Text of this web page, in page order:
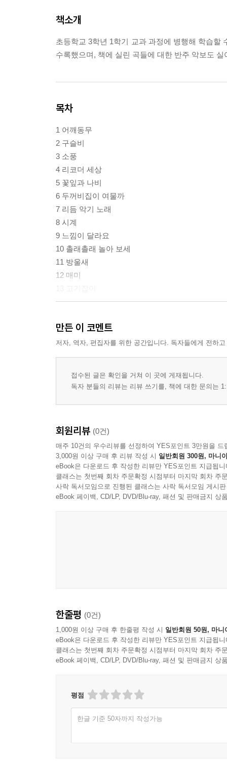
책소개
초등학교 3학년 1학기 교과 과정에 병행해 학습할
수록했으며, 책에 실린 곡들에 대한 반주 악보도
목차
1 어깨동무
2 구슬비
3 소풍
4 리코더 세상
5 꽃잎과 나비
6 두꺼비집이 여물까
7 리듬 악기 노래
8 시계
9 느낌이 달라요
10 촐래촐래 놀아 보세
11 방울새
12 매미
해답
만든 이 코멘트
저자, 역자, 편집자를 위한 공간입니다. 독자들에게 전하
접수된 글은 확인을 거쳐 이 곳에 게재됩니다.
독자 분들의 리뷰는 리뷰 쓰기를, 책에 대한 문의는
회원리뷰 (0건)
매주 10건의 우수리뷰를 선정하여 YES포인트 3만원을 드
3,000원 이상 구매 후 리뷰 작성 시 일반회원 300원, 마니
eBook은 다운로드 후 작성한 리뷰만 YES포인트 지급됩니
클래스는 첫번째 회차 주문확정 시점부터 마지막 회차 주
사락 독서모임으로 진행된 클래스는 사락 독서모임 게시
eBook 페이백, CD/LP, DVD/Blu-ray, 패션 및 판매금지 상
한줄평 (0건)
1,000원 이상 구매 후 한줄평 작성 시 일반회원 50원, 마니
eBook은 다운로드 후 작성한 리뷰만 YES포인트 지급됩니
클래스는 첫번째 회차 주문확정 시점부터 마지막 회차 주
eBook 페이백, CD/LP, DVD/Blu-ray, 패션 및 판매금지 상
평점
한글 기준 50자까지 작성가능